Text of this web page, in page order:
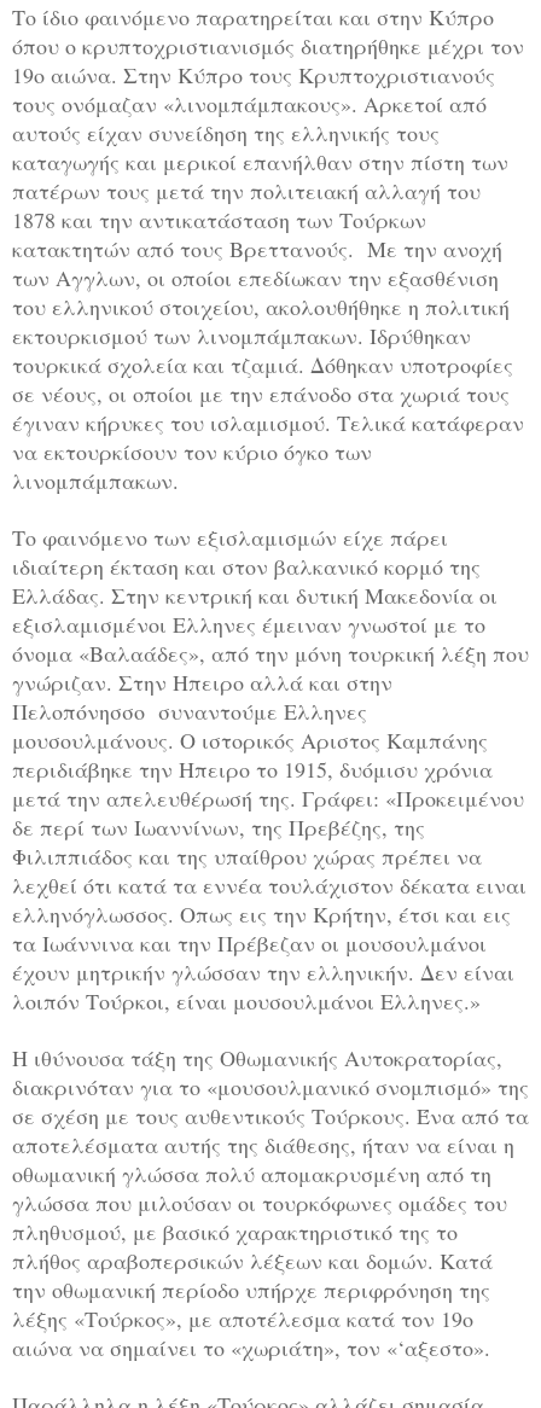
Το ίδιο φαινόμενο παρατηρείται και στην Κύπρο
όπου ο κρυπτοχριστιανισμός διατηρήθηκε μέχρι τον
19ο αιώνα. Στην Κύπρο τους Κρυπτοχριστιανούς
τους ονόμαζαν «λινομπάμπακους». Αρκετοί από
αυτούς είχαν συνείδηση της ελληνικής τους
καταγωγής και μερικοί επανήλθαν στην πίστη των
πατέρων τους μετά την πολιτειακή αλλαγή του
1878 και την αντικατάσταση των Τούρκων
κατακτητών από τους Βρεττανούς. Με την ανοχή
των Αγγλων, οι οποίοι επεδίωκαν την εξασθένιση
του ελληνικού στοιχείου, ακολουθήθηκε η πολιτική
εκτουρκισμού των λινομπάμπακων. Ιδρύθηκαν
τουρκικά σχολεία και τζαμιά. Δόθηκαν υποτροφίες
σε νέους, οι οποίοι με την επάνοδο στα χωριά τους
έγιναν κήρυκες του ισλαμισμού. Τελικά κατάφεραν
να εκτουρκίσουν τον κύριο όγκο των
λινομπάμπακων.
Το φαινόμενο των εξισλαμισμών είχε πάρει
ιδιαίτερη έκταση και στον βαλκανικό κορμό της
Ελλάδας. Στην κεντρική και δυτική Μακεδονία οι
εξισλαμισμένοι Ελληνες έμειναν γνωστοί με το
όνομα «Βαλαάδες», από την μόνη τουρκική λέξη που
γνώριζαν. Στην Ηπειρο αλλά και στην
Πελοπόνησσο συναντούμε Ελληνες
μουσουλμάνους. Ο ιστορικός Αριστος Καμπάνης
περιδιάβηκε την Ηπειρο το 1915, δυόμισυ χρόνια
μετά την απελευθέρωσή της. Γράφει: «Προκειμένου
δε περί των Ιωαννίνων, της Πρεβέζης, της
Φιλιππιάδος και της υπαίθρου χώρας πρέπει να
λεχθεί ότι κατά τα εννέα τουλάχιστον δέκατα ειναι
ελληνόγλωσσος. Οπως εις την Κρήτην, έτσι και εις
τα Ιωάννινα και την Πρέβεζαν οι μουσουλμάνοι
έχουν μητρικήν γλώσσαν την ελληνικήν. Δεν είναι
λοιπόν Τούρκοι, είναι μουσουλμάνοι Ελληνες.»
Η ιθύνουσα τάξη της Οθωμανικής Αυτοκρατορίας,
διακρινόταν για το «μουσουλμανικό σνομπισμό» της
σε σχέση με τους αυθεντικούς Τούρκους. Ένα από τα
αποτελέσματα αυτής της διάθεσης, ήταν να είναι η
οθωμανική γλώσσα πολύ απομακρυσμένη από τη
γλώσσα που μιλούσαν οι τουρκόφωνες ομάδες του
πληθυσμού, με βασικό χαρακτηριστικό της το
πλήθος αραβοπερσικών λέξεων και δομών. Κατά
την οθωμανική περίοδο υπήρχε περιφρόνηση της
λέξης «Τούρκος», με αποτέλεσμα κατά τον 19ο
αιώνα να σημαίνει το «χωριάτη», τον «‘αξεστο».